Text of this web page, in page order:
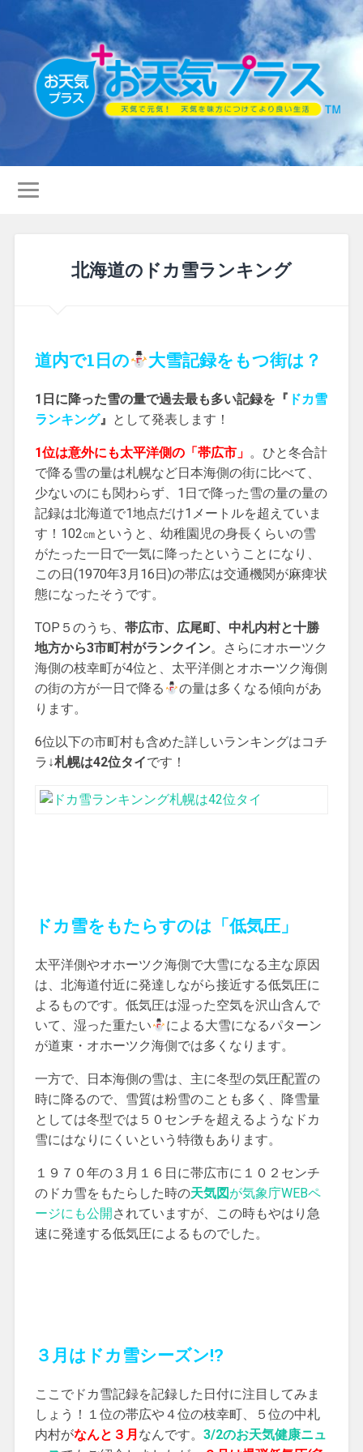
北海道のドカ雪ランキング
道内で1日の 大雪記録をもつ街は？
1日に降った雪の量で過去最も多い記録を『 ドカ雪
ランキング』 として発表します！
1位は意外にも太平洋側の「帯広市」 。ひと冬合計
で降る雪の量は札幌など日本海側の街に比べて、
少ないのにも関わらず、1日で降った雪の量の量の
記録は北海道で1地点だけ1メートルを超えていま
す！102㎝というと、幼稚園児の身長くらいの雪
がたった一日で一気に降ったということになり、
この日(1970年3月16日)の帯広は交通機関が麻痺状
態になったそうです。
TOP５のうち、 帯広市、広尾町、中札内村と十勝
地方から3市町村がランクイン。さらにオホーツク
海側の枝幸町が4位と、太平洋側とオホーツク海側
の街の方が一日で降る
の量は多くなる傾向があ
ります。
6位以下の市町村も含めた詳しいランキングはコチ
ラ↓札幌は42位タイです！
ドカ雪をもたらすのは「低気圧」
太平洋側やオホーツク海側で大雪になる主な原因
は、北海道付近に発達しながら接近する低気圧に
よるものです。低気圧は湿った空気を沢山含んで
いて、湿った重たい
による大雪になるパターン
が道東・オホーツク海側では多くなります。
一方で、日本海側の雪は、主に冬型の気圧配置の
時に降るので、雪質は粉雪のことも多く、降雪量
としては冬型では５０センチを超えるようなドカ
雪にはなりにくいという特徴もあります。
１９７０年の３月１６日に帯広市に１０２センチ
のドカ雪をもたらした時の天気図が気象庁WEBペ
ージにも公開 されていますが、この時もやはり急
速に発達する低気圧によるものでした。
３月はドカ雪シーズン!?
ここでドカ雪記録を記録した日付に注目してみま
しょう！１位の帯広や４位の枝幸町、５位の中札
内村がなんと３月 なんです。 3/2のお天気健康ニュ